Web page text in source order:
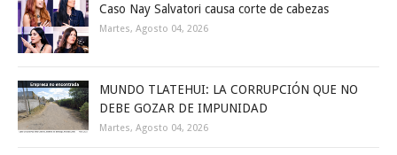
Caso Nay Salvatori causa corte de cabezas
Martes, Agosto 04, 2026
MUNDO TLATEHUI: LA CORRUPCIÓN QUE NO
DEBE GOZAR DE IMPUNIDAD
Martes, Agosto 04, 2026